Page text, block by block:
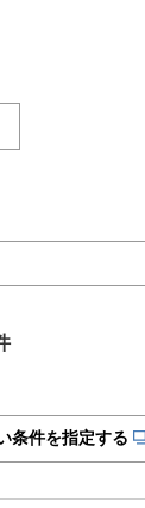
条件を指定する